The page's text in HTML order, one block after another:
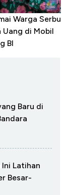
Warga Serbu
Uang di Mobil
BI
Baru di
Latihan
Besar-